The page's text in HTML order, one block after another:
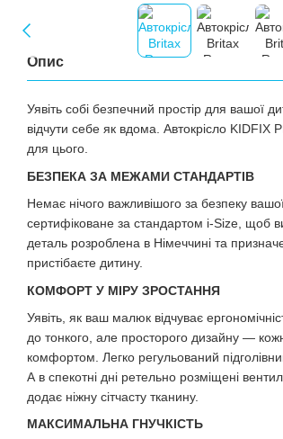
Опис
Уявіть собі безпечний простір для вашої
відчути себе як вдома. Автокрісло KIDFIX
для цього.
БЕЗПЕКА ЗА МЕЖАМИ СТАНДАРТІВ
Немає нічого важливішого за безпеку
сертифіковане за стандартом i-Size, щоб
деталь розроблена в Німеччині та
пристібаєте дитину.
КОМФОРТ У МІРУ ЗРОСТАННЯ
Уявіть, як ваш малюк відчуває
до тонкого, але просторого дизайну —
комфортом. Легко регульований
А в спекотні дні ретельно розміщені
додає ніжну сітчасту тканину.
МАКСИМАЛЬНА ГНУЧКІСТЬ